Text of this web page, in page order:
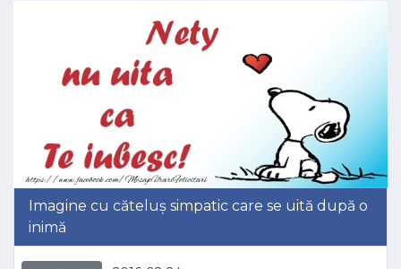
Imagine cu căteluș simpatic care se uită după o
inimă